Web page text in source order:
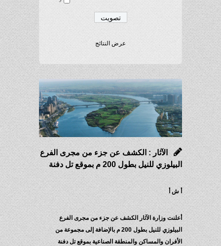
عرض النتائج
الآثار : الكشف عن جزء من مجرى الفرع
البيلوزي للنيل بطول 200 م بموقع تل دفنة
أ ش أ
أعلنت وزارة الآثار الكشف عن جزء من مجرى الفرع
البيلوزي للنيل بطول 200 م بالإضافة إلى مجموعة من
الأفران والمساكن والمنطقة الصناعية بموقع تل دفنة